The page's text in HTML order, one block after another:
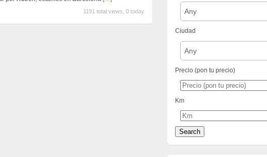
1191 total views, 0 today Any
Ciudad
Any
Precio (pon tu precio)
Km